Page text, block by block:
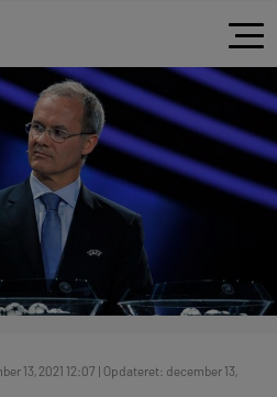
13, 2021 12:07 | Opdateret: december 13,